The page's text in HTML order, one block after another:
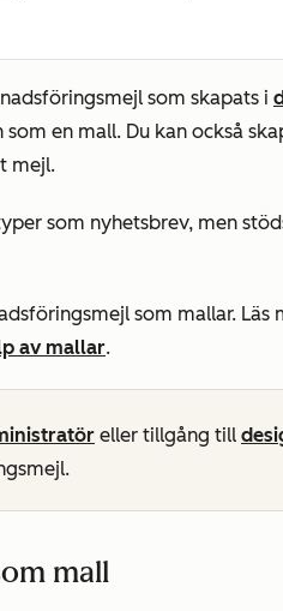
som skapats i
en mall. Du kan också
mejl.
som nyhetsbrev, men
som mallar. Läs
av mallar.
eller tillgång till
mall